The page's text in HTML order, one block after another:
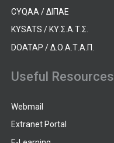
CYQAA / ΔΙΠΑΕ
KYSATS / ΚΥ.Σ.Α.Τ.Σ.
DOATAP / Δ.Ο.Α.Τ.Α.Π.
Useful Resources
Webmail
Extranet Portal